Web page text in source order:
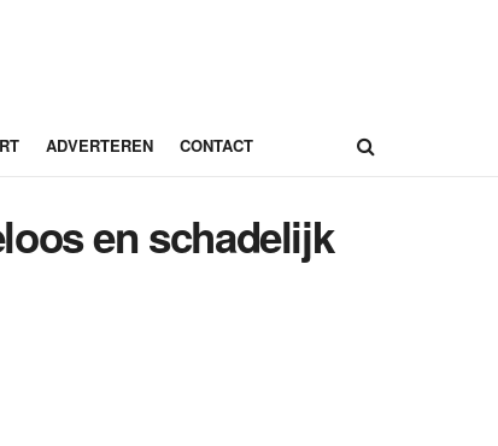
ADVERTEREN CONTACT
en schadelijk